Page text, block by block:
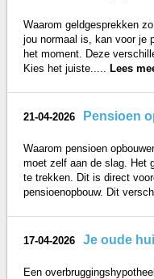
Waarom geldgesprekken
jou normaal is, kan voor je
het moment. Deze
Kies het juiste..... Lees
21-04-2026 Pensioen
Waarom pensioen
moet zelf aan de slag. Het
te trekken. Dit is direct
pensioenopbouw. Dit
17-04-2026 Je oude
Een